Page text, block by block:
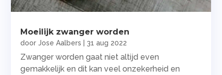
Moeilijk zwanger worden
doorJose Aalbers 31 aug 2022
Zwanger worden gaat niet altijd even
gemakkelijk en dit kan veel onzekerheid en